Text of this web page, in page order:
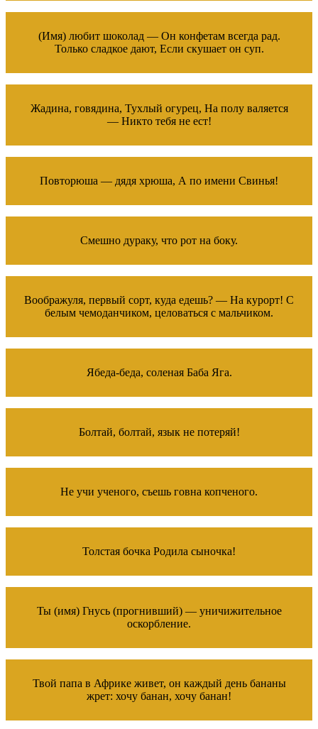
(Имя) любит шоколад — Он конфетам всегда рад.
Только сладкое дают, Если скушает он суп.
Жадина, говядина, Тухлый огурец, На полу валяется
— Никто тебя не ест!
Повторюша — дядя хрюша, А по имени Свинья!
Смешно дураку, что рот на боку.
Воображуля, первый сорт, куда едешь? — На курорт! С
белым чемоданчиком, целоваться с мальчиком.
Ябеда-беда, соленая Баба Яга.
Болтай, болтай, язык не потеряй!
Не учи ученого, съешь говна копченого.
Толстая бочка Родила сыночка!
Ты (имя) Гнусь (прогнивший) — уничижительное
оскорбление.
Твой папа в Африке живет, он каждый день бананы
жрет: хочу банан, хочу банан!